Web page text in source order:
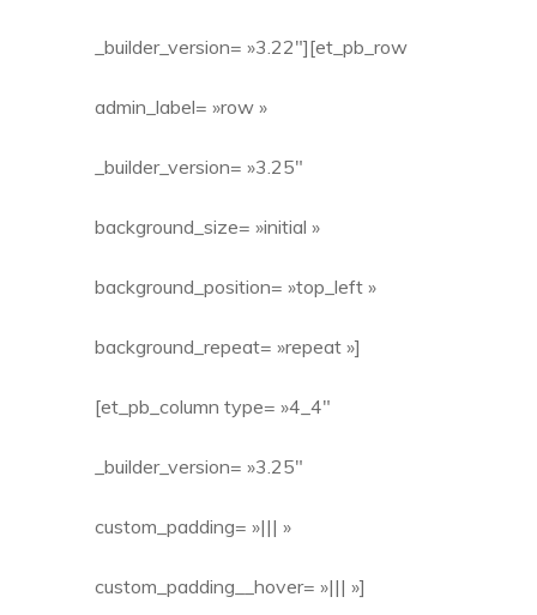
_builder_version= »3.22″][et_pb_row
admin_label= »row »
_builder_version= »3.25″
background_size= »initial »
background_position= »top_left »
background_repeat= »repeat »]
[et_pb_column type= »4_4″
_builder_version= »3.25″
custom_padding= »||| »
custom_padding__hover= »||| »]